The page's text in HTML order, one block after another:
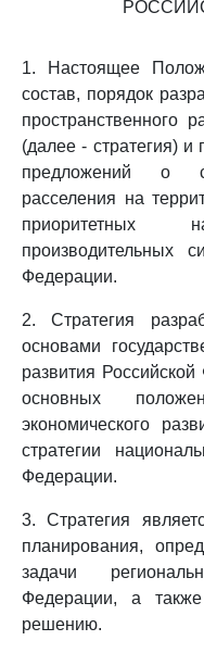
1. Настоящее
состав, порядок
пространственного
(далее - стратегия)
предложений о
расселения на
приоритетных
производительных
Федерации.
2. Стратегия
основами
развития
основных
экономического
стратегии
Федерации.
3. Стратегия
планирования,
задачи
Федерации, а
решению.